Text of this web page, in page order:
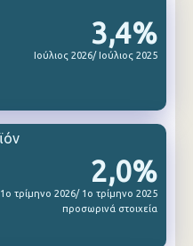
3,4%
Ιούλιος 2026/ Ιούλιος 2025
2,0%
1ο τρίμηνο 2026/ 1ο τρίμηνο 2025
προσωρινά στοιχεία